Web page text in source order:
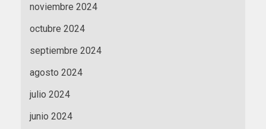
noviembre 2024
octubre 2024
septiembre 2024
agosto 2024
julio 2024
junio 2024